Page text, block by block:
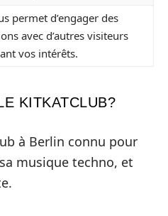
permet d’engager des
avec d’autres visiteurs
vos intérêts.
KITKATCLUB?
à Berlin connu pour
musique techno, et